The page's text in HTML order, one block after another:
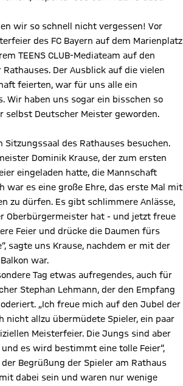
wir so schnell nicht vergessen! Vor
des FC Bayern auf dem Marienplatz
TEENS CLUB-Mediateam auf den
Rathauses. Der Ausblick auf die vielen
feierten, war für uns alle ein
Wir haben uns sogar ein bisschen so
selbst Deutscher Meister geworden.
des Rathauses besuchen.
Dominik Krause, der zum ersten
eingeladen hatte, die Mannschaft
war es eine große Ehre, das erste Mal mit
zu dürfen. Es gibt schlimmere Anlässe,
Oberbürgermeister hat - und jetzt freue
Feier und drücke die Daumen fürs
sagte uns Krause, nachdem er mit der
war.
Tag etwas aufregendes, auch für
Stephan Lehmann, der den Empfang
„Ich freue mich auf den Jubel der
nicht allzu übermüdete Spieler, ein paar
Meisterfeier. Die Jungs sind aber
es wird bestimmt eine tolle Feier“,
Begrüßung der Spieler am Rathaus
dabei sein und waren nur wenige